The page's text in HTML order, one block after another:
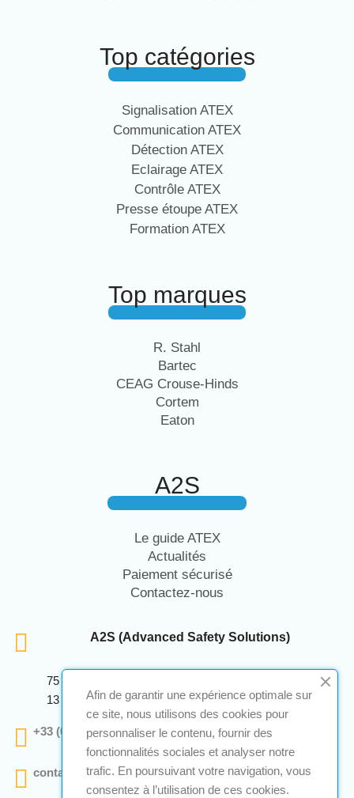
Top catégories
Signalisation ATEX
Communication ATEX
Détection ATEX
Eclairage ATEX
Contrôle ATEX
Presse étoupe ATEX
Formation ATEX
Top marques
R. Stahl
Bartec
CEAG Crouse-Hinds
Cortem
Eaton
A2S
Le guide ATEX
Actualités
Paiement sécurisé
Contactez-nous
A2S (Advanced Safety Solutions)
75 Avenue Marcellin Berthelot Anthelios Bâtiment E
13 290 Aix En Provence
+33 (0)4 12 28 00 69
contact@a2s-atex.com
Afin de garantir une expérience optimale sur
ce site, nous utilisons des cookies pour
personnaliser le contenu, fournir des
fonctionnalités sociales et analyser notre
trafic. En poursuivant votre navigation, vous
consentez à l’utilisation de ces cookies.